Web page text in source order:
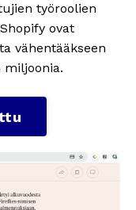
työroolien
ovat
vähentääkseen
miljoonia.